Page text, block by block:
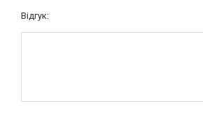
Відгук: